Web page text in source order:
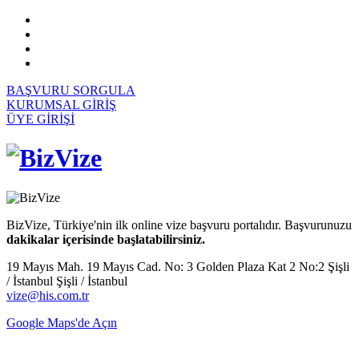
BAŞVURU SORGULA
KURUMSAL GİRİŞ
ÜYE GİRİŞİ
BizVize, Türkiye'nin ilk online vize başvuru portalıdır. Başvurunuzu
dakikalar içerisinde başlatabilirsiniz.
19 Mayıs Mah. 19 Mayıs Cad. No: 3 Golden Plaza Kat 2 No:2 Şişli
/ İstanbul Şişli / İstanbul
vize@his.com.tr
Google Maps'de Açın